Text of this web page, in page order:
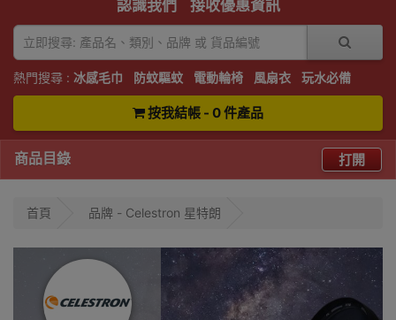
認識我們 接收優惠資訊
熱門搜尋 : 冰感毛巾 防蚊驅蚊 電動輪椅 風扇衣 玩水必備
按我結帳 - 0 件產品
商品目錄 打開
首頁 品牌 - Celestron 星特朗